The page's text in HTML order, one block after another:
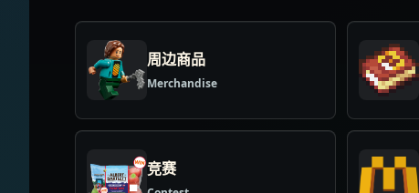
周边商品
Merchandise
竞赛